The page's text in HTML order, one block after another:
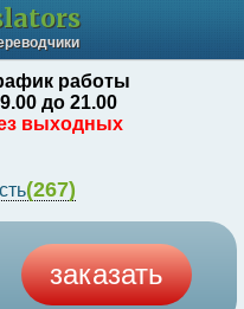
работы
до 21.00
выходных
(267)
заказать